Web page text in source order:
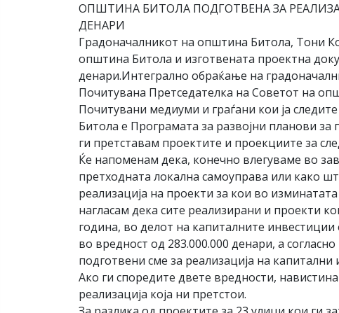
ОПШТИНА БИТОЛА ПОДГОТВЕНА ЗА
ДЕНАРИ
Градоначалникот на општина Битола, Тони
општина Битола и изготвената проектна
денари.Интегрално обраќање на
Почитувана Претседателка на Советот на
Почитувани медиуми и граѓани кои ја
Битола е Програмата за развојни планови
ги претставам проектите и проекциите за
Ќе напоменам дека, конечно влегуваме во
претходната локална самоуправа или како
реализација на проекти за кои во
нагласам дека сите реализирани и проекти
година, во делот на капиталните
во вредност од 283.000.000 денари, а
подготвени сме за реализација на
Ако ги споредите двете вредности,
реализација која ни претстои.